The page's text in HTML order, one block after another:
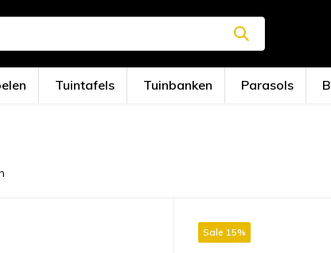
Tuintafels Tuinbanken Parasols
Sale 15%